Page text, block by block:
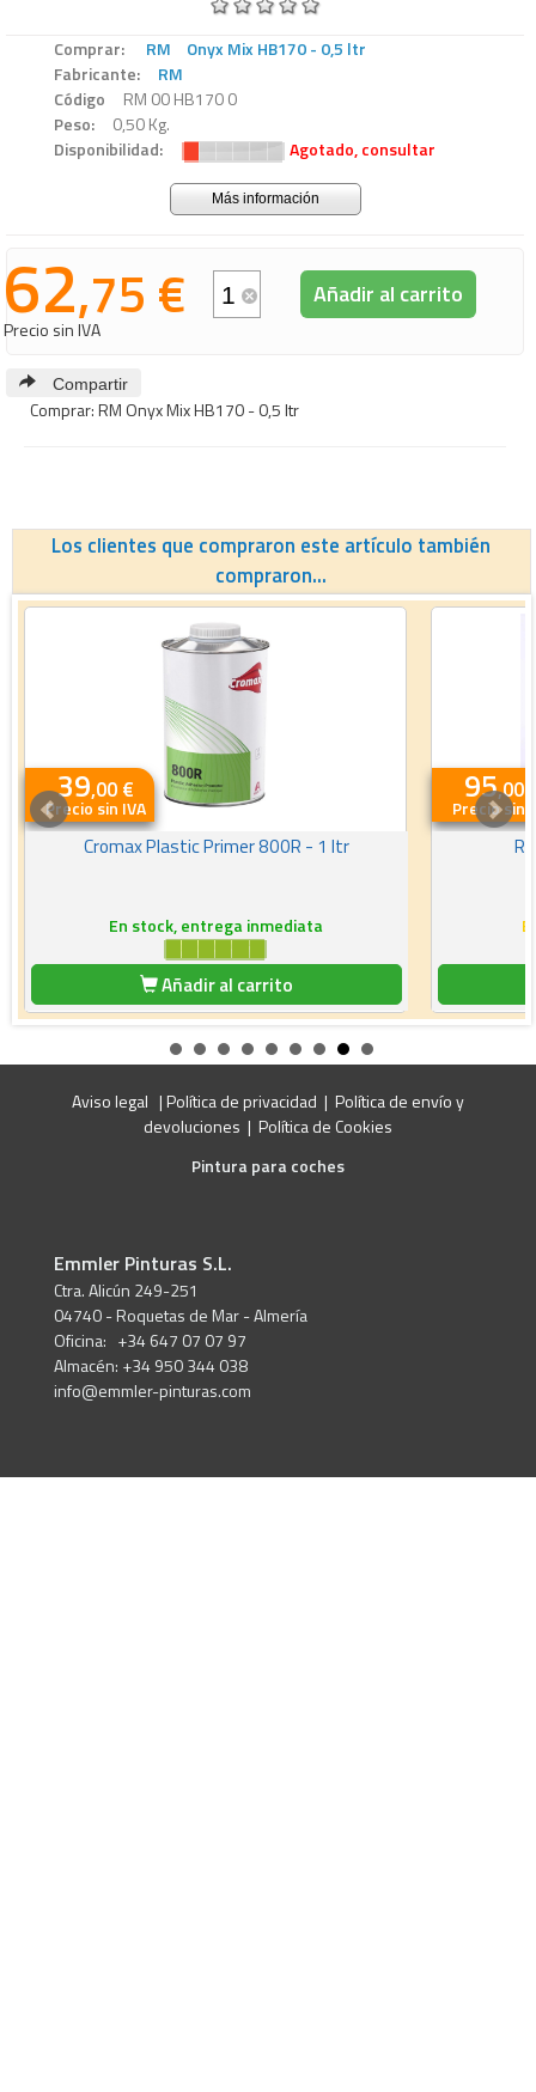
Comprar: RM
Onyx Mix HB170 - 0,5 ltr
Fabricante:
RM
Código
RM 00 HB170 0
Peso:
0,50 Kg.
Disponibilidad:
Agotado, consultar
Más información
62,75 €
Precio sin IVA
Añadir al carrito
Compartir
Comprar: RM Onyx Mix HB170 - 0,5 ltr
Los clientes que compraron este artículo también
compraron...
39,00 €
Precio sin IVA
En stock, entrega inmediata
Cromax Plastic Primer 800R - 1 ltr
Añadir al carrito
95,00
Precio sin
Aviso legal |Política de privacidad | Política de envío y
devoluciones | Política de Cookies
Pintura para coches
Emmler Pinturas S.L.
Ctra. Alicún 249-251
04740 - Roquetas de Mar - Almería
Oficina: +34 647 07 07 97
Almacén: +34 950 344 038
info@emmler-pinturas.com